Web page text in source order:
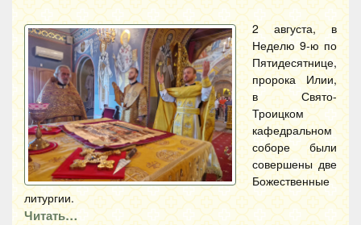
2 августа, в
Неделю 9-ю по
Пятидесятнице,
пророка Илии,
в Свято-
Троицком
кафедральном
соборе были
совершены две
Божественные
литургии.
Читать…